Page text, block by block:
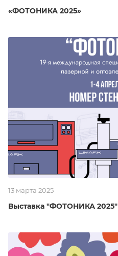
«ФОТОНИКА 2025»
13 марта 2025
Выставка "ФОТОНИКА 2025"